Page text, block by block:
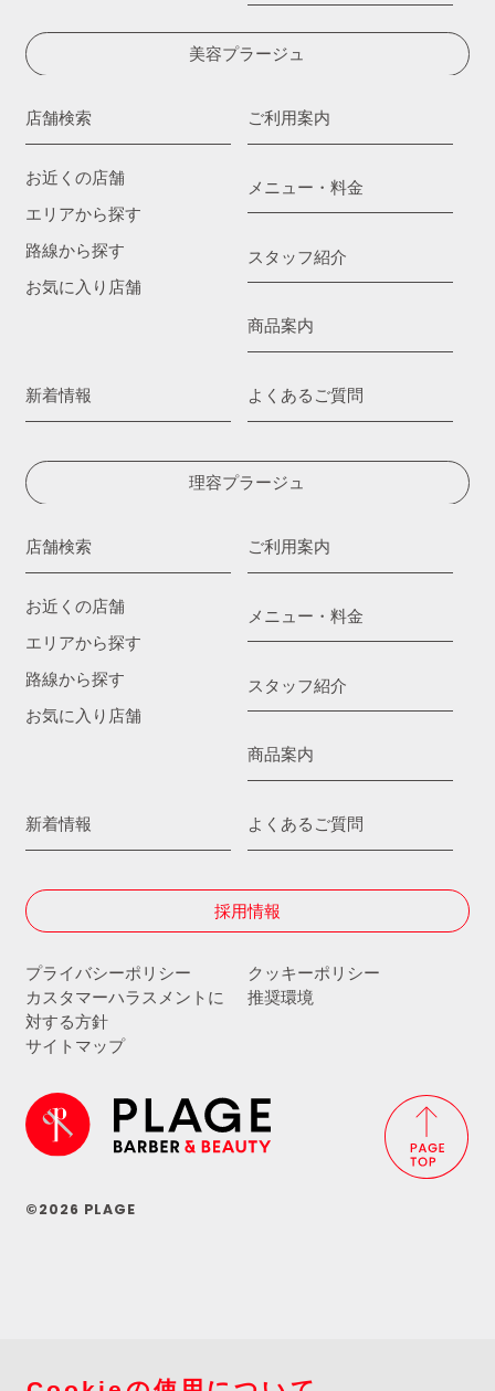
美容プラージュ
店舗検索
お近くの店舗
エリアから探す
路線から探す
お気に入り店舗
ご利用案内
メニュー・料金
スタッフ紹介
商品案内
新着情報 よくあるご質問
理容プラージュ
店舗検索
お近くの店舗
エリアから探す
路線から探す
お気に入り店舗
ご利用案内
メニュー・料金
スタッフ紹介
商品案内
新着情報 よくあるご質問
採用情報
プライバシーポリシー
クッキーポリシー
カスタマーハラスメントに
対する方針
推奨環境
サイトマップ
©2026 PLAGE